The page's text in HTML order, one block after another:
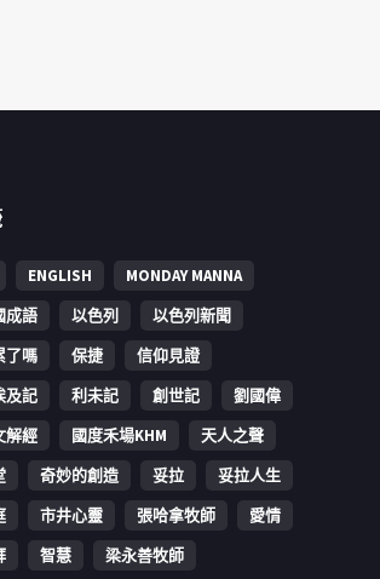
ENGLISH
MONDAY MANNA
成語
以色列
以色列新聞
了嗎
保捷
信仰見證
及記
利未記 創世記
劉國偉
解經
國度禾場KHM
天人之聲
奇妙的創造 妥拉
妥拉人生
市井心靈 張哈拿牧師
愛情
智慧 梁永善牧師